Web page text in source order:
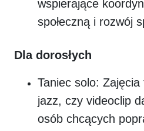
wspierające
społeczną i rozwój
Dla dorosłych
Taniec solo:
jazz, czy videoclip
osób chcących